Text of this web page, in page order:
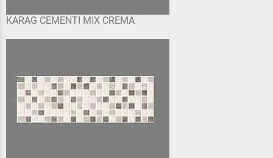
KARAG CEMENTI MIX CREMA